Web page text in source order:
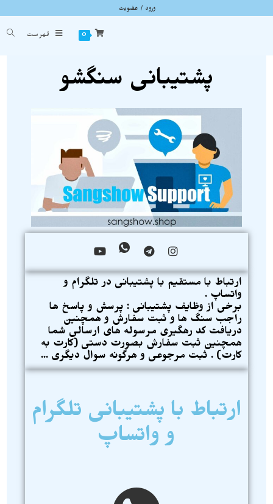
ورود / عضویت
0 فهرست پشتیبانی سنگشو
پشتیبانی سنگشو
ارتباط با مستقیم با پشتیبانی در تلگرام و
واتساپ .
برخی از وظایف پشتیبانی : پرسش و پاسخ ها
راجب سنگ ها و ثبت سفارش و همچنین
دریافت کد رهگیری مرسوله های ارسالی شما
همچنین ثبت سفارش بصورت دستی (کارت به
کارت) . ثبت مرجوعی و هرگونه سوال دیگری ...
ارتباط با پشتیبانی تلگرام
و واتساپ